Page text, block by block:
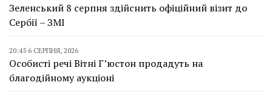
Зеленський 8 серпня здійснить офіційний візит до
Сербії – ЗМІ
20:45 6 СЕРПНЯ, 2026
Особисті речі Вітні Г’юстон продадуть на
благодійному аукціоні